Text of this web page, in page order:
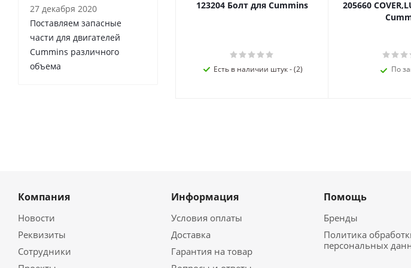
123204 Болт для Cummins
Есть в наличии штук - (2)
205660
По
27 декабря 2020
Поставляем запасные
части для двигателей
Cummins различного
объема
Компания
Новости
Реквизиты
Сотрудники
Информация
Условия оплаты
Доставка
Гарантия на товар
Помощь
Бренды
Политика
персональных